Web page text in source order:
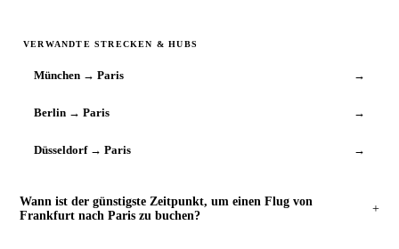
VERWANDTE STRECKEN & HUBS
München → Paris →
Berlin → Paris →
Düsseldorf → Paris →
Wann ist der günstigste Zeitpunkt, um einen Flug von
Frankfurt nach Paris zu buchen?
+